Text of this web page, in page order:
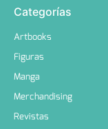
Categorías
Artbooks
Figuras
Manga
Merchandising
Revistas